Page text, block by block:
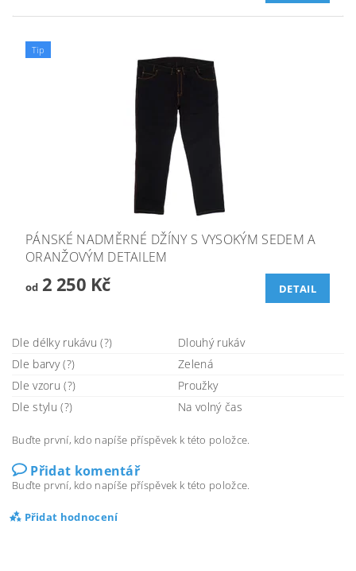
Tip
PÁNSKÉ NADMĚRNÉ DŽÍNY S VYSOKÝM SEDEM A
ORANŽOVÝM DETAILEM
od2 250 Kč DETAIL
Dle délky rukávu (?)
Dlouhý rukáv
Dle barvy (?)
Zelená
Dle vzoru (?)
Proužky
Dle stylu (?)
Na volný čas
Buďte první, kdo napíše příspěvek k této položce.
Přidat komentář
Buďte první, kdo napíše příspěvek k této položce.
Přidat hodnocení